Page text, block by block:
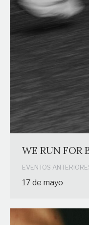
WE RUN FOR
EVENTOS
17 de mayo